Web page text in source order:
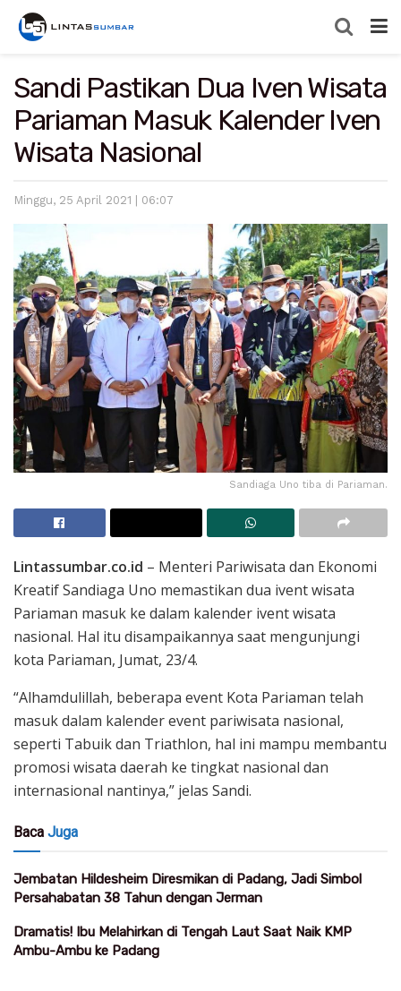
Sandi Pastikan Dua Iven Wisata
Pariaman Masuk Kalender Iven
Wisata Nasional
Minggu, 25 April 2021 | 06:07
Sandiaga Uno tiba di Pariaman.
Lintassumbar.co.id – Menteri Pariwisata dan Ekonomi
Kreatif Sandiaga Uno memastikan dua ivent wisata
Pariaman masuk ke dalam kalender ivent wisata
nasional. Hal itu disampaikannya saat mengunjungi
kota Pariaman, Jumat, 23/4.
“Alhamdulillah, beberapa event Kota Pariaman telah
masuk dalam kalender event pariwisata nasional,
seperti Tabuik dan Triathlon, hal ini mampu membantu
promosi wisata daerah ke tingkat nasional dan
internasional nantinya,” jelas Sandi.
Baca Juga
Jembatan Hildesheim Diresmikan di Padang, Jadi Simbol
Persahabatan 38 Tahun dengan Jerman
Dramatis! Ibu Melahirkan di Tengah Laut Saat Naik KMP
Ambu-Ambu ke Padang